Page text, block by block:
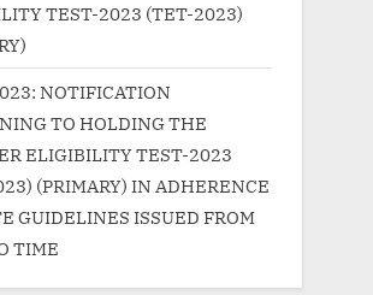
TEST-2023 (TET-2023)
NOTIFICATION
TO HOLDING THE
ELIGIBILITY TEST-2023
(PRIMARY) IN ADHERENCE
GUIDELINES ISSUED FROM
TIME